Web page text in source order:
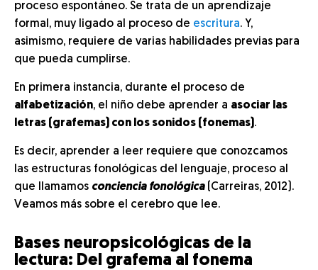
proceso espontáneo. Se trata de un aprendizaje
formal, muy ligado al proceso de escritura. Y,
asimismo, requiere de varias habilidades previas para
que pueda cumplirse.
En primera instancia, durante el proceso de
alfabetización, el niño debe aprender a asociar las
letras (grafemas) con los sonidos (fonemas) .
Es decir, aprender a leer requiere que conozcamos
las estructuras fonológicas del lenguaje, proceso al
que llamamos conciencia fonológica (Carreiras, 2012).
Veamos más sobre el cerebro que lee.
Bases neuropsicológicas de la
lectura: Del grafema al fonema